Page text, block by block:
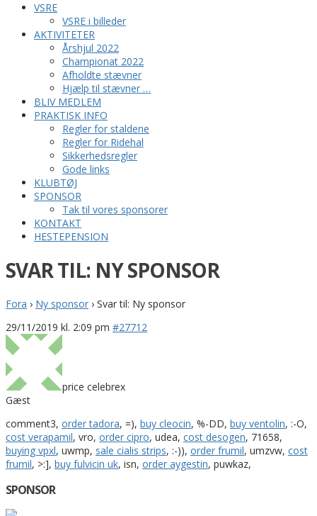
VSRE
VSRE i billeder
AKTIVITETER
Årshjul 2022
Championat 2022
Afholdte stævner
Hjælp til stævner …
BLIV MEDLEM
PRAKTISK INFO
Regler for staldene
Regler for Ridehal
Sikkerhedsregler
Gode links
KLUBTØJ
SPONSOR
Tak til vores sponsorer
KONTAKT
HESTEPENSION
SVAR TIL: NY SPONSOR
Fora › Ny sponsor › Svar til: Ny sponsor
29/11/2019 kl. 2:09 pm #27712
price celebrex
Gæst
comment3, order tadora, =), buy cleocin, %-DD, buy ventolin, :-O,
cost verapamil, vro, order cipro, udea, cost desogen, 71658,
buying vpxl, uwmp, sale cialis strips, :-)), order frumil, umzvw, cost
frumil, >:], buy fulvicin uk, isn, order aygestin, puwkaz,
SPONSOR